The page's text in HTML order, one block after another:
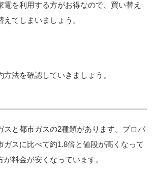
電を利用する方がお得なので、買い替え
てしまいましょう。
法を確認していきましょう。
スと都市ガスの2種類があります。プロパ
ガスに比べて約1.8倍と値段が高くなって
料金が安くなっています。